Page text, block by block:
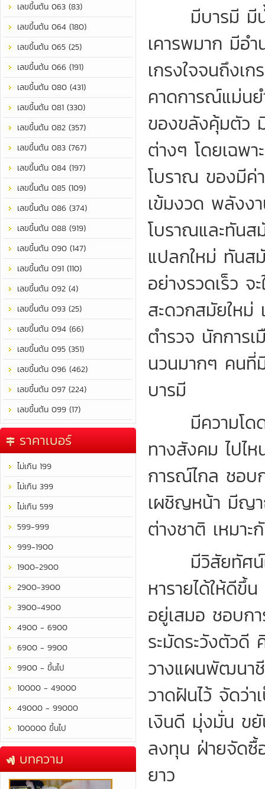
เลขขึ้นต้น 063 (83)
เลขขึ้นต้น 064 (180)
เลขขึ้นต้น 065 (25)
เลขขึ้นต้น 066 (191)
เลขขึ้นต้น 080 (431)
เลขขึ้นต้น 081 (330)
เลขขึ้นต้น 082 (357)
เลขขึ้นต้น 083 (767)
เลขขึ้นต้น 084 (197)
เลขขึ้นต้น 085 (109)
เลขขึ้นต้น 086 (374)
เลขขึ้นต้น 088 (919)
เลขขึ้นต้น 090 (147)
เลขขึ้นต้น 091 (110)
เลขขึ้นต้น 092 (4)
เลขขึ้นต้น 093 (25)
เลขขึ้นต้น 094 (66)
เลขขึ้นต้น 095 (351)
เลขขึ้นต้น 096 (462)
เลขขึ้นต้น 097 (224)
เลขขึ้นต้น 099 (17)
ราคาเบอร์
ไม่เกิน 199
ไม่เกิน 399
ไม่เกิน 599
599-999
999-1900
1900-2900
2900-3900
3900-4900
4900 - 6900
6900 - 9900
9900 - ขึ้นไป
10000 - 49000
49000 - 99000
100000 ขึ้นไป
บทความ
มีบารมี มีน้ำ
เคารพมาก มีอ
เกรงใจจนถึงเ
คาดการณ์แม่น
ของขลังคุ้มตัว
ต่างๆ โดยเฉพ
โบราณ ของมีค่
เข้มงวด พลังง
โบราณและทันส
แปลกใหม่ ทันส
อย่างรวดเร็ว จ
สะดวกสมัยใหม่
ตำรวจ นักการ
นวนมากๆ คนที่
บารมี
มีความโดดเ
ทางสังคม ไปไ
การณ์ไกล ชอบ
เผชิญหน้า มีญ
ต่างชาติ เหมา
มีวิสัยทัศน์ใน
หารายได้ให้ดีขึ้
อยู่เสมอ ชอบก
ระมัดระวังตัวดี
วางแผนพัฒนา
วาดฝันไว้ จัดว่
เงินดี มุ่งมั่น ข
ลงทุน ฝ่ายจัดซื้
ยาว